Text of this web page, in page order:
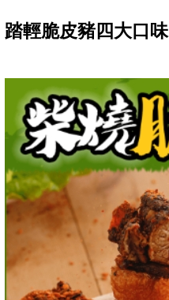
踏輕脆皮豬四大口味